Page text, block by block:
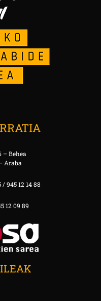
– Behea
Araba
945 12 14 88
12 09 89